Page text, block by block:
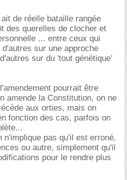
de réelle bataille rangée
des querelles de clocher et
... entre ceux qui
sur une approche
sur du 'tout génétique'
pourrait être
amende la Constitution, on ne
aux orties, mais on
fonction des cas, parfois on
n'implique pas qu'il est erroné,
ou autre, simplement qu'il
pour le rendre plus